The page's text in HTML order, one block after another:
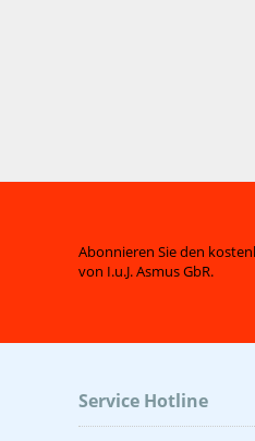
Abonnieren Sie den
von I.u.J. Asmus GbR.
Service Hotline